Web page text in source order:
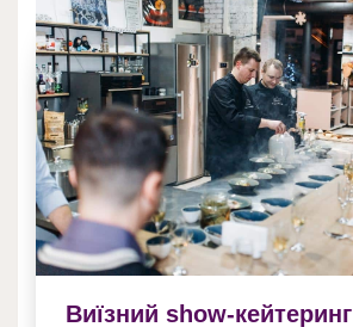
Виїзний show-кейтеринг